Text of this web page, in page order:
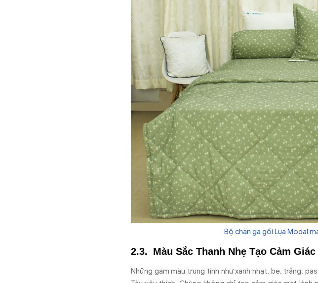
Bộ chăn ga gối Lụa Modal
Màu Sắc Thanh Nhẹ Tạo Cảm
Những gam màu trung tính như xanh nhạt, be, trắng,